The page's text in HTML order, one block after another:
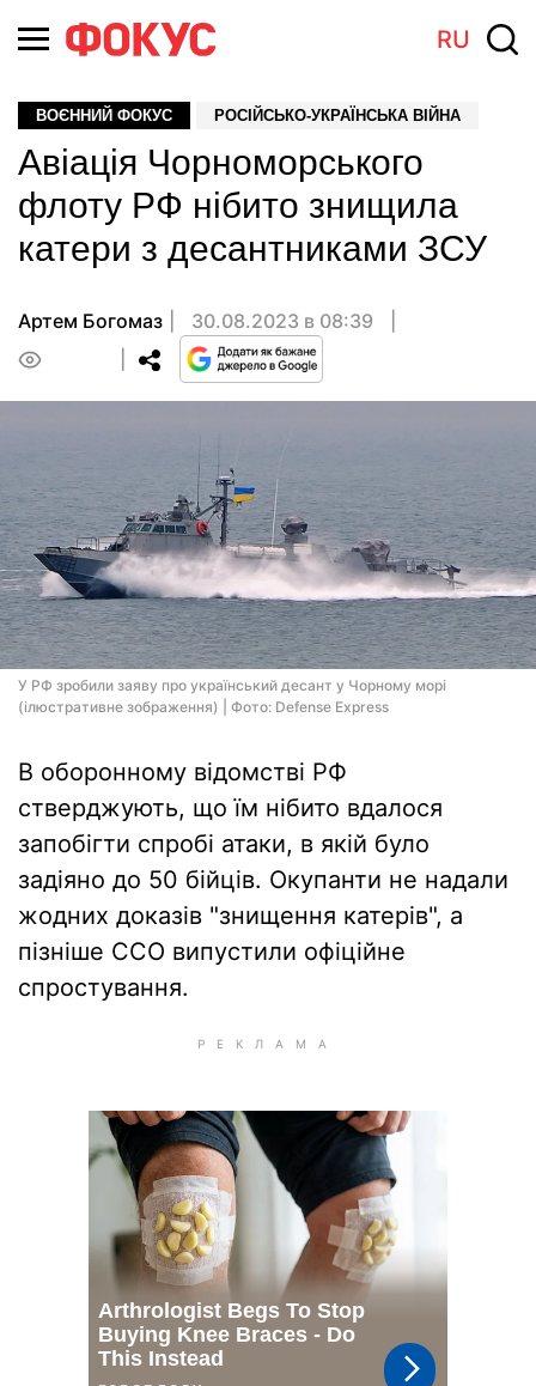
RU
ВОЄННИЙ ФОКУС РОСІЙСЬКО-УКРАЇНСЬКА ВІЙНА
Авіація Чорноморського
флоту РФ нібито знищила
катери з десантниками ЗСУ
Артем Богомаз
30.08.2023 в 08:39
У РФ зробили заяву про український десант у Чорному морі
(ілюстративне зображення) | Фото: Defense Express
В оборонному відомстві РФ
стверджують, що їм нібито вдалося
запобігти спробі атаки, в якій було
задіяно до 50 бійців. Окупанти не надали
жодних доказів "знищення катерів", а
пізніше ССО випустили офіційне
спростування.